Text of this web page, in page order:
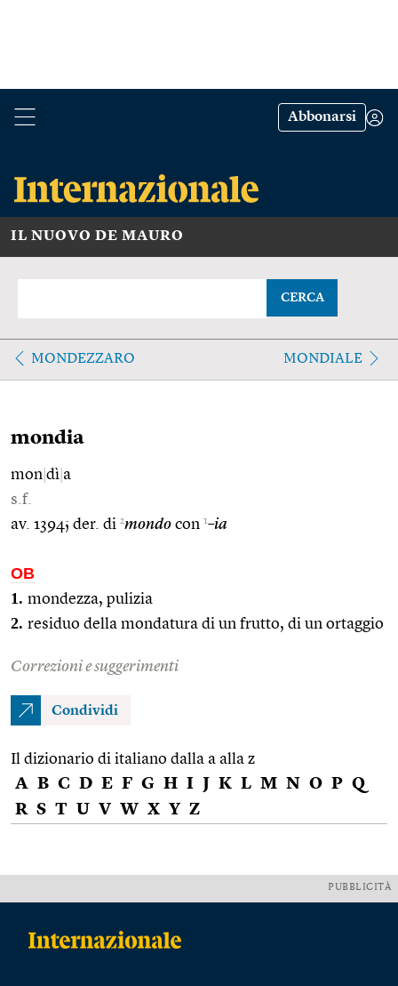
Abbonarsi
IL NUOVO DE MAURO
CERCA
MONDEZZARO MONDIALE
mondia
mon dì a
s.f.
av. 1394; der. di 2mondo con 1–ia
OB
1. mondezza, pulizia
2. residuo della mondatura di un frutto, di un ortaggio
Correzioni e suggerimenti
Condividi
Il dizionario di italiano dalla a alla z
A B C D E F G H I J K L M N O P Q
R S T U V W X Y Z
PUBBLICITÀ